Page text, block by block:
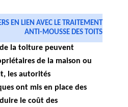
EN LIEN AVEC LE TRAITEMENT
ANTI-MOUSSE DES TOITS
la toiture peuvent
de la maison ou
les autorités
ont mis en place des
le coût des